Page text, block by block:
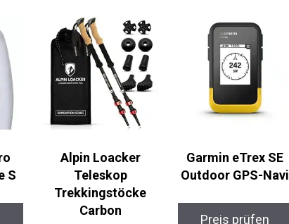
S
Alpin Loacker
Teleskop
Trekkingstöcke
Carbon
Garmin eTrex SE
Outdoor GPS-Navi
Preis prüfen